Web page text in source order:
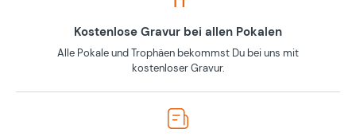
Kostenlose Gravur bei allen Pokalen
Alle Pokale und Trophäen bekommst Du bei uns mit
kostenloser Gravur.